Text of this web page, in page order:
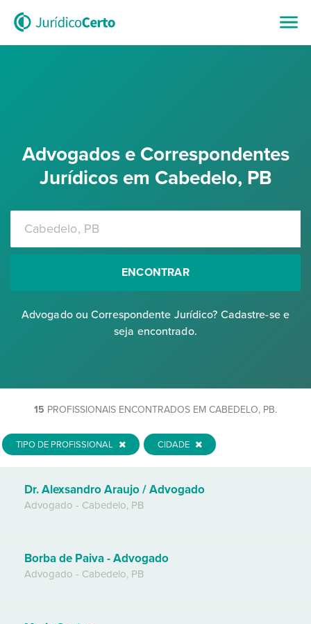
Advogados e Correspondentes
Jurídicos em Cabedelo, PB
ENCONTRAR
Advogado ou Correspondente Jurídico? Cadastre-se e
seja encontrado.
15 PROFISSIONAIS ENCONTRADOS EM CABEDELO, PB.
TIPO DE PROFISSIONAL CIDADE
Dr. Alexsandro Araujo / Advogado
Advogado - Cabedelo, PB
Borba de Paiva - Advogado
Advogado - Cabedelo, PB